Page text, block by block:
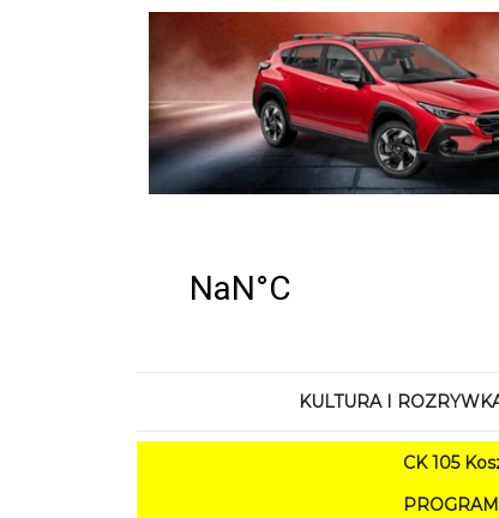
KULTURA I
CK 105 Koszalin - Lato
PROGRAM: Lato w